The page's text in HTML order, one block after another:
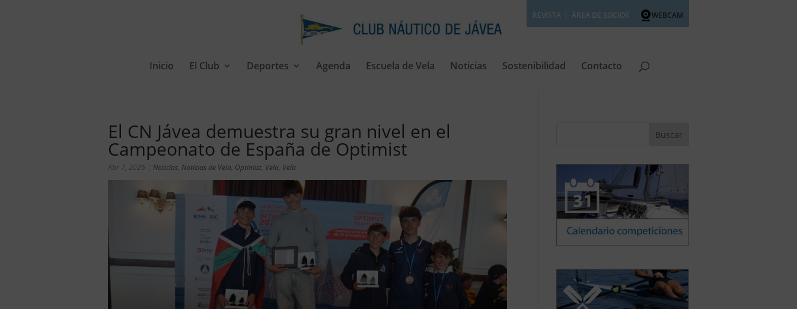
REVISTA ÁREA DE SOCIOS WEBCAM
Inicio El Club Deportes Agenda Escuela de Vela Noticias Sostenibilidad Contacto
El CN Jávea demuestra su gran nivel en el
Campeonato de España de Optimist
Abr 7, 2026 | Noticias Noticias de Vela Optimist Vela Vela